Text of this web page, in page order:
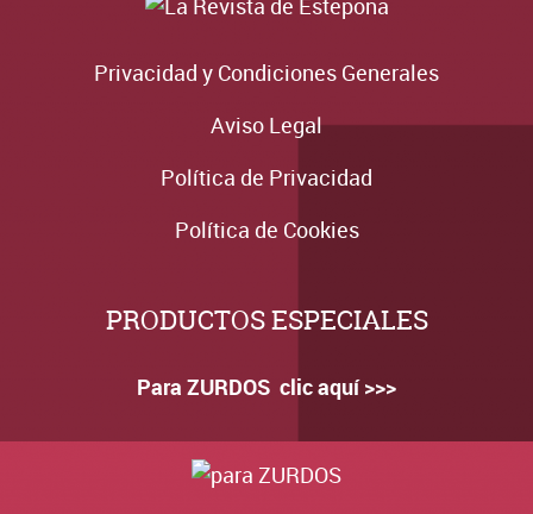
Privacidad y Condiciones Generales
Aviso Legal
Política de Privacidad
Política de Cookies
PRODUCTOS ESPECIALES
Para ZURDOS clic aquí >>>